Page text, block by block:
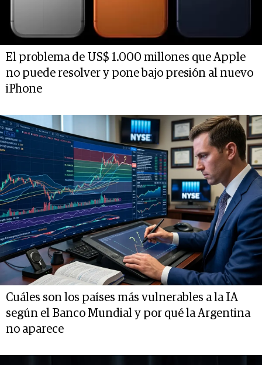
El problema de US$ 1.000 millones que Apple
no puede resolver y pone bajo presión al nuevo
iPhone
Cuáles son los países más vulnerables a la IA
según el Banco Mundial y por qué la Argentina
no aparece